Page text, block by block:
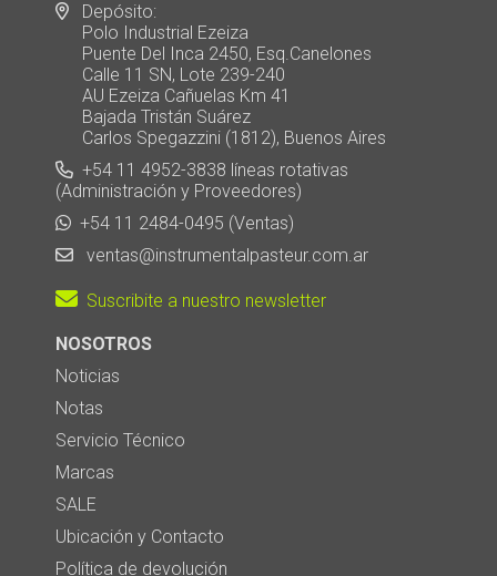
Depósito:
Polo Industrial Ezeiza
Puente Del Inca 2450, Esq.Canelones
Calle 11 SN, Lote 239-240
AU Ezeiza Cañuelas Km 41
Bajada Tristán Suárez
Carlos Spegazzini (1812), Buenos Aires
+54 11 4952-3838 líneas rotativas
(Administración y Proveedores)
+54 11 2484-0495 (Ventas)
ventas@instrumentalpasteur.com.ar
Suscribite a nuestro newsletter
NOSOTROS
Noticias
Notas
Servicio Técnico
Marcas
SALE
Ubicación y Contacto
Política de devolución